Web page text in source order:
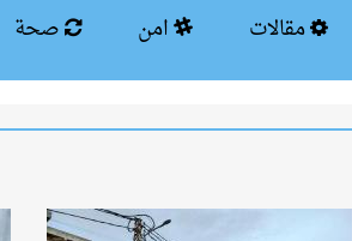
مقالات امن صحة